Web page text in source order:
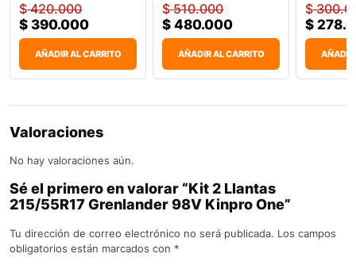
$420.000
$ 390.000
AÑADIR AL CARRITO
$510.000
$ 480.000
AÑADIR AL CARRITO
$
$
AÑADIR
Valoraciones
No hay valoraciones aún.
Sé el primero en valorar “Kit 2 Llantas
215/55R17 Grenlander 98V Kinpro One”
Tu dirección de correo electrónico no será publicada. Los campos
obligatorios están marcados con *